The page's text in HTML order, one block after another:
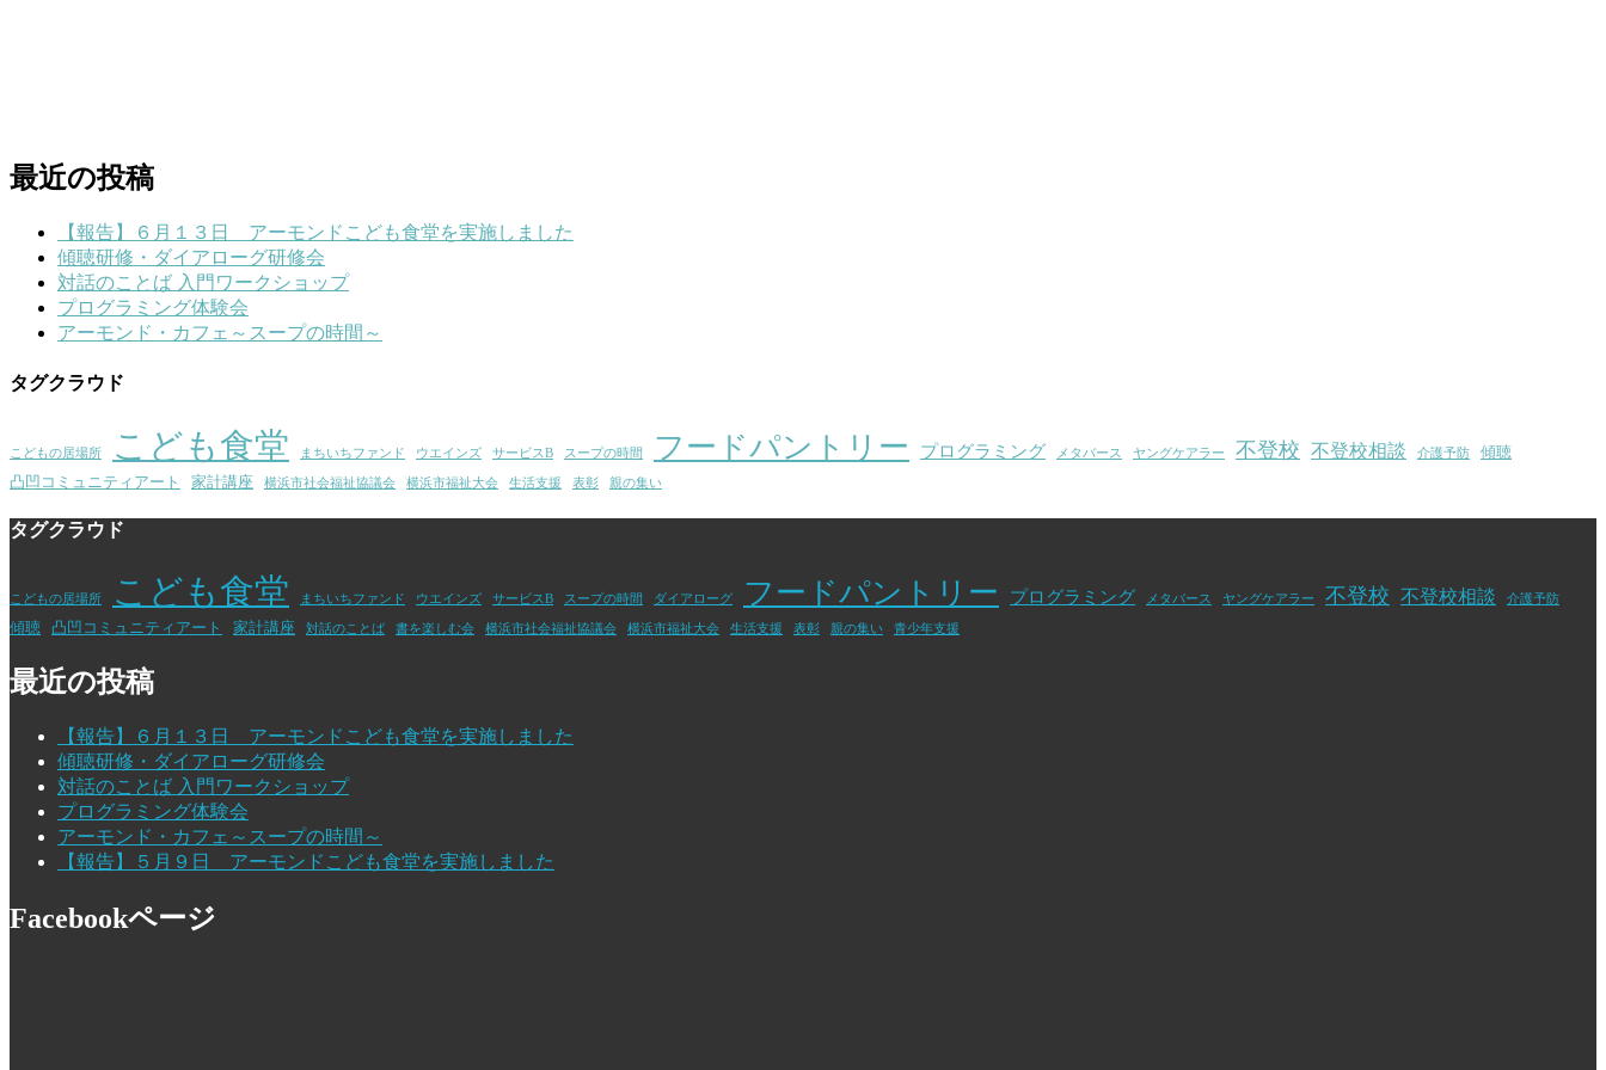
最近の投稿
【報告】６月１３日 アーモンドこども食堂を実施しました
傾聴研修・ダイアローグ研修会
対話のことば 入門ワークショップ
プログラミング体験会
アーモンド・カフェ～スープの時間～
タグクラウド
こどもの居場所 こども食堂 まちいちファンド ウエインズ サービスB スープの時間 フードパントリー プログラミング メタバース ヤングケアラー 不登校 不登校相談 介護予防
傾聴
凸凹コミュニティアート
家計講座 横浜市社会福祉協議会 横浜市福祉大会 生活支援 表彰 親の集い
タグクラウド
こどもの居場所 こども食堂 まちいちファンド ウエインズ サービスB スープの時間 ダイアローグ フードパントリー プログラミング メタバース ヤングケアラー 不登校 不登校相談 介護予防
傾聴 凸凹コミュニティアート 家計講座 対話のことば 書を楽しむ会 横浜市社会福祉協議会 横浜市福祉大会 生活支援 表彰 親の集い 青少年支援
最近の投稿
【報告】６月１３日 アーモンドこども食堂を実施しました
傾聴研修・ダイアローグ研修会
対話のことば 入門ワークショップ
プログラミング体験会
アーモンド・カフェ～スープの時間～
【報告】５月９日 アーモンドこども食堂を実施しました
Facebookページ